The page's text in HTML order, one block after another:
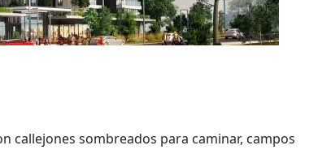
callejones sombreados para caminar, campos